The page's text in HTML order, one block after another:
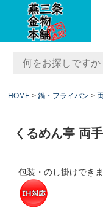
HOME 鍋・フライパン
くるめん亭 両
包装・のし掛けでき